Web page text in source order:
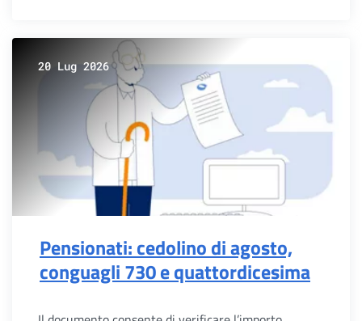
20 Lug 2026
Pensionati: cedolino di agosto,
conguagli 730 e quattordicesima